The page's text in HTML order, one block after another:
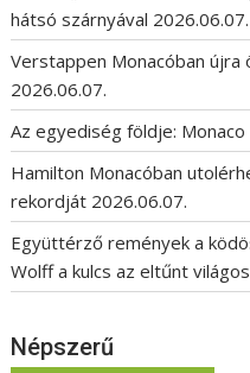
hátsó szárnyával 2026.06.07.
Verstappen Monacóban
2026.06.07.
Az egyediség földje:
Hamilton Monacóban
rekordját 2026.06.07.
Együttérző remények a
Wolff a kulcs az eltűnt
Népszerű